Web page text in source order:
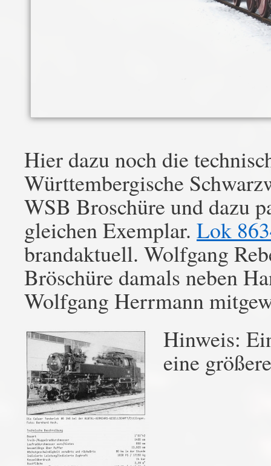
Hier dazu noch die
Württembergische
WSB Broschüre und dazu
gleichen Exemplar. Lok
brandaktuell. Wolfgang
Bröschüre damals neben
Wolfgang Herrmann
Hinweis:
eine